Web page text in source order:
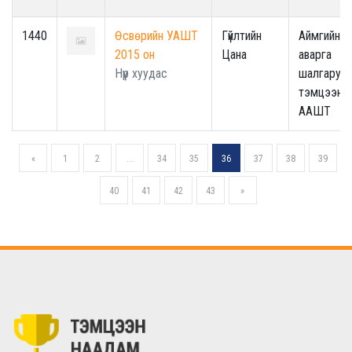
1440
Өсвөрийн УАШТ
2015 он
Нүүр хуудас
Гүйлтийн
Цана
Аймгийн
аварга
тэмцээн -
ААШТ
« 1 2 ... 34 35 36 37 38 39
40 41 42 43 »